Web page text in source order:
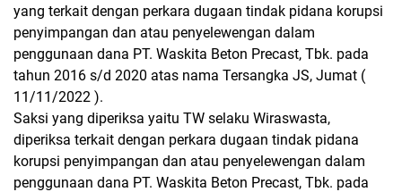
yang terkait dengan perkara dugaan tindak pidana korupsi
penyimpangan dan atau penyelewengan dalam
penggunaan dana PT. Waskita Beton Precast, Tbk. pada
tahun 2016 s/d 2020 atas nama Tersangka JS, Jumat (
11/11/2022 ).
Saksi yang diperiksa yaitu TW selaku Wiraswasta,
diperiksa terkait dengan perkara dugaan tindak pidana
korupsi penyimpangan dan atau penyelewengan dalam
penggunaan dana PT. Waskita Beton Precast, Tbk. pada